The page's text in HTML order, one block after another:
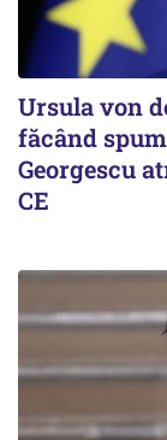
Ursula von
făcând
Georgescu
CE